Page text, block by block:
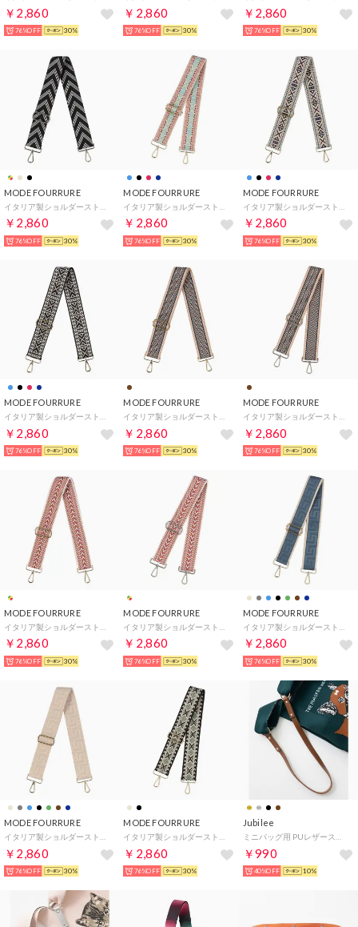
￥2,860
76%OFF 30%
￥2,860
76%OFF 30%
￥2,860
76%OFF 30%
MODE FOURRURE
￥2,860
76%OFF 30%
MODE FOURRURE
￥2,860
76%OFF 30%
MODE FOURRURE
￥2,860
76%OFF 30%
MODE FOURRURE
イタリア製ショルダーストラップ （ブラックマルチ）
￥2,860
76%OFF 30%
MODE FOURRURE
イタリア製ショルダーストラップ （ブラウンマルチ/ゴールド）
￥2,860
76%OFF 30%
MODE FOURRURE
イタリア製ショルダーストラップ （ブラウンマルチ/シルバー）
￥2,860
76%OFF 30%
MODE FOURRURE
￥2,860
76%OFF 30%
MODE FOURRURE
￥2,860
76%OFF 30%
MODE FOURRURE
￥2,860
76%OFF 30%
MODE FOURRURE
イタリア製ショルダーストラップ （ベージュ）
￥2,860
76%OFF 30%
MODE FOURRURE
イタリア製ショルダーストラップ （ブラック/ミント）
￥2,860
76%OFF 30%
Jubilee
ミニバッグ用 PUレザーストラップ （ブラウン）
￥990
40%OFF 10%